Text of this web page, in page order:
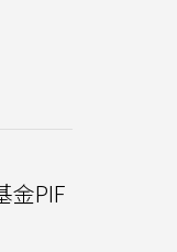
金PIF